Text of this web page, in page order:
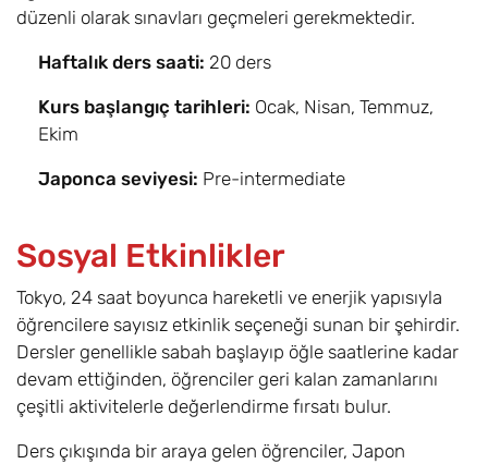
düzenli olarak sınavları geçmeleri gerekmektedir.
Haftalık ders saati: 20 ders
Kurs başlangıç tarihleri: Ocak, Nisan, Temmuz,
Ekim
Japonca seviyesi: Pre-intermediate
Sosyal Etkinlikler
Tokyo, 24 saat boyunca hareketli ve enerjik yapısıyla
öğrencilere sayısız etkinlik seçeneği sunan bir şehirdir.
Dersler genellikle sabah başlayıp öğle saatlerine kadar
devam ettiğinden, öğrenciler geri kalan zamanlarını
çeşitli aktivitelerle değerlendirme fırsatı bulur.
Ders çıkışında bir araya gelen öğrenciler, Japon